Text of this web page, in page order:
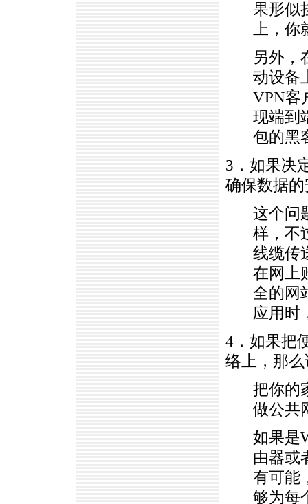
果形似
上，你
另外，
动设备
VPN客
现端到
包的黑
3．如果决
确保数据
这个问
样，不
线缆传
在网上
全的网
应用时
4．如果把
络上，那
把你的
做公共
如果是
由器或
有可能
够为每